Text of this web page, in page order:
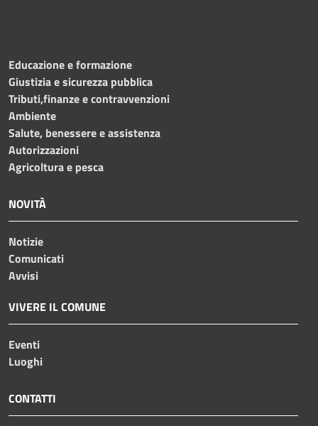
Educazione e formazione
Giustizia e sicurezza pubblica
Tributi,finanze e contravvenzioni
Ambiente
Salute, benessere e assistenza
Autorizzazioni
Agricoltura e pesca
NOVITÀ
Notizie
Comunicati
Avvisi
VIVERE IL COMUNE
Eventi
Luoghi
CONTATTI